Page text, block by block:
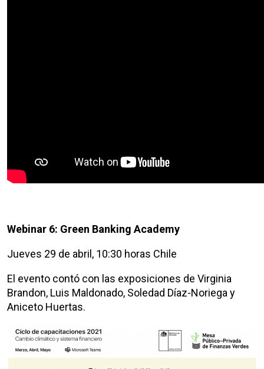
Webinar 6: Green Banking Academy
Jueves 29 de abril, 10:30 horas Chile
El evento contó con las exposiciones de Virginia
Brandon, Luis Maldonado, Soledad Díaz-Noriega y
Aniceto Huertas.